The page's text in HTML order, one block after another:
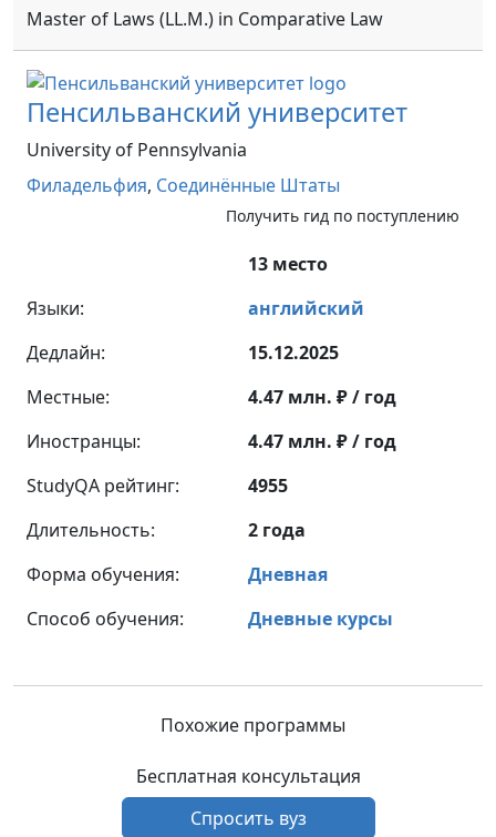
Master of Laws (LL.M.) in Comparative Law
Пенсильванский университет
University of Pennsylvania
Филадельфия, Соединённые Штаты
Получить гид по поступлению
13 место
Языки:
английский
Дедлайн:
15.12.2025
Местные:
4.47 млн. ₽ / год
Иностранцы:
4.47 млн. ₽ / год
StudyQA рейтинг:
4955
Длительность:
2 года
Форма обучения:
Дневная
Способ обучения:
Дневные курсы
Похожие программы
Бесплатная консультация
Спросить вуз